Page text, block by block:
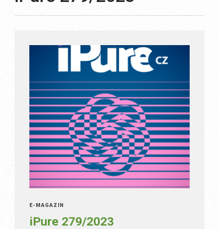
E-MAGAZÍN
iPure 279/2023